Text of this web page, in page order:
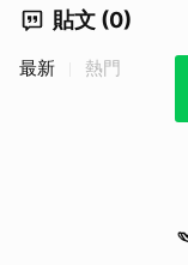
貼文 (0)
最新 熱門